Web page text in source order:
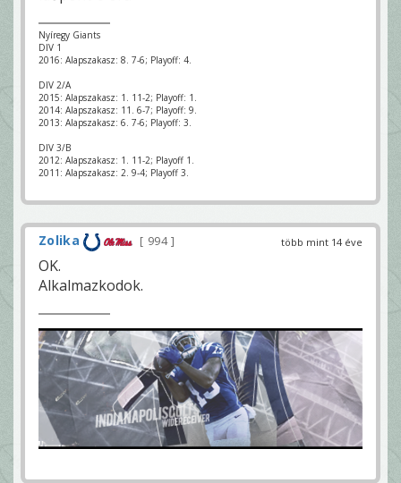
Nyíregy Giants
DIV 1
2016: Alapszakasz: 8. 7-6; Playoff: 4.
DIV 2/A
2015: Alapszakasz: 1. 11-2; Playoff: 1.
2014: Alapszakasz: 11. 6-7; Playoff: 9.
2013: Alapszakasz: 6. 7-6; Playoff: 3.
DIV 3/B
2012: Alapszakasz: 1. 11-2; Playoff 1.
2011: Alapszakasz: 2. 9-4; Playoff 3.
több mint 14 éve
Zolika 994
OK.
Alkalmazkodok.